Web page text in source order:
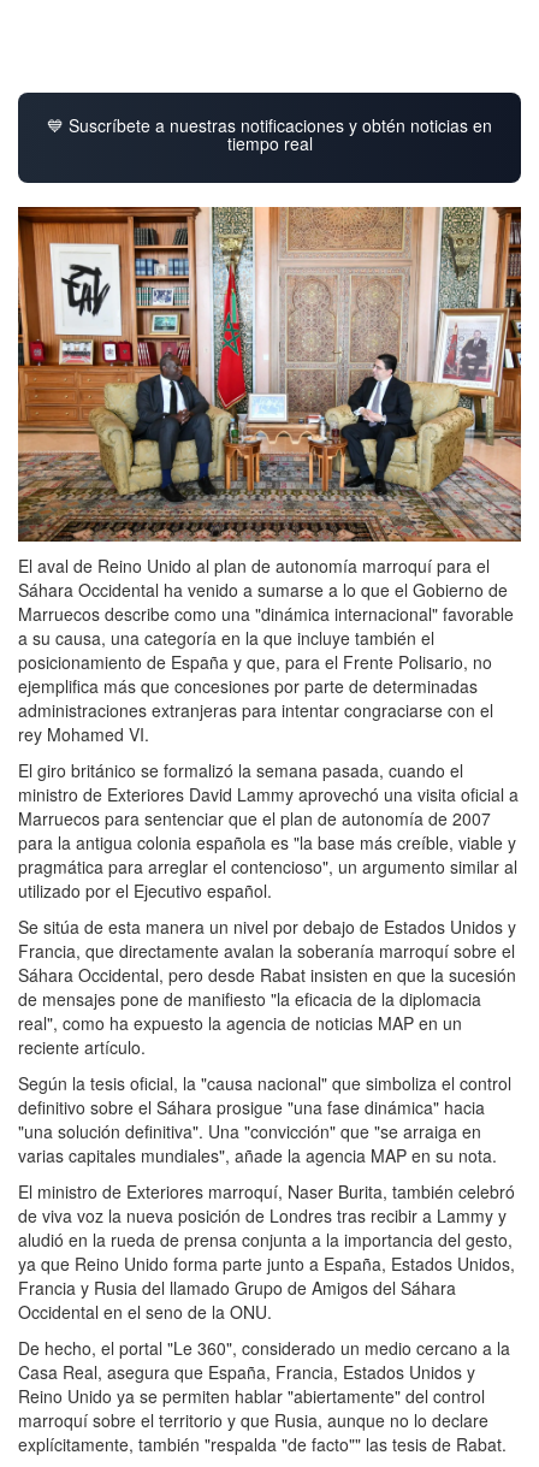
💙 Suscríbete a nuestras notificaciones y obtén noticias en
tiempo real
El aval de Reino Unido al plan de autonomía marroquí para el
Sáhara Occidental ha venido a sumarse a lo que el Gobierno de
Marruecos describe como una "dinámica internacional" favorable
a su causa, una categoría en la que incluye también el
posicionamiento de España y que, para el Frente Polisario, no
ejemplifica más que concesiones por parte de determinadas
administraciones extranjeras para intentar congraciarse con el
rey Mohamed VI.
El giro británico se formalizó la semana pasada, cuando el
ministro de Exteriores David Lammy aprovechó una visita oficial a
Marruecos para sentenciar que el plan de autonomía de 2007
para la antigua colonia española es "la base más creíble, viable y
pragmática para arreglar el contencioso", un argumento similar al
utilizado por el Ejecutivo español.
Se sitúa de esta manera un nivel por debajo de Estados Unidos y
Francia, que directamente avalan la soberanía marroquí sobre el
Sáhara Occidental, pero desde Rabat insisten en que la sucesión
de mensajes pone de manifiesto "la eficacia de la diplomacia
real", como ha expuesto la agencia de noticias MAP en un
reciente artículo.
Según la tesis oficial, la "causa nacional" que simboliza el control
definitivo sobre el Sáhara prosigue "una fase dinámica" hacia
"una solución definitiva". Una "convicción" que "se arraiga en
varias capitales mundiales", añade la agencia MAP en su nota.
El ministro de Exteriores marroquí, Naser Burita, también celebró
de viva voz la nueva posición de Londres tras recibir a Lammy y
aludió en la rueda de prensa conjunta a la importancia del gesto,
ya que Reino Unido forma parte junto a España, Estados Unidos,
Francia y Rusia del llamado Grupo de Amigos del Sáhara
Occidental en el seno de la ONU.
De hecho, el portal "Le 360", considerado un medio cercano a la
Casa Real, asegura que España, Francia, Estados Unidos y
Reino Unido ya se permiten hablar "abiertamente" del control
marroquí sobre el territorio y que Rusia, aunque no lo declare
explícitamente, también "respalda "de facto"" las tesis de Rabat.